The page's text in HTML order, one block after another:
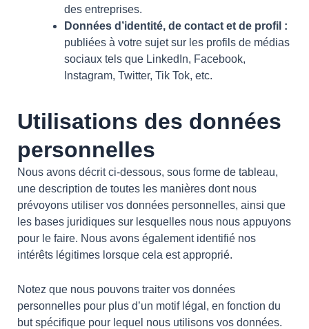
des entreprises.
Données d’identité, de contact et de profil :
publiées à votre sujet sur les profils de médias
sociaux tels que LinkedIn, Facebook,
Instagram, Twitter, Tik Tok, etc.
Utilisations des données
personnelles
Nous avons décrit ci-dessous, sous forme de tableau,
une description de toutes les manières dont nous
prévoyons utiliser vos données personnelles, ainsi que
les bases juridiques sur lesquelles nous nous appuyons
pour le faire. Nous avons également identifié nos
intérêts légitimes lorsque cela est approprié.
Notez que nous pouvons traiter vos données
personnelles pour plus d’un motif légal, en fonction du
but spécifique pour lequel nous utilisons vos données.